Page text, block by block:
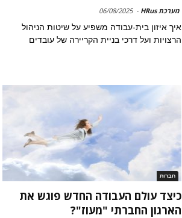
מערכת HRus -
06/08/2025
איך איזון בית-עבודה משפיע על שיטות הניהול
הרצויות ועל דרכי בניית הקריירה של עובדים
חברות
כיצד עולם העבודה החדש פוגש את
הארגון החברתי "מעוז"?